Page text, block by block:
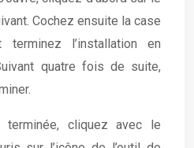
Cochez ensuite la case
terminez l’installation en
quatre fois de suite,
terminée, cliquez avec le